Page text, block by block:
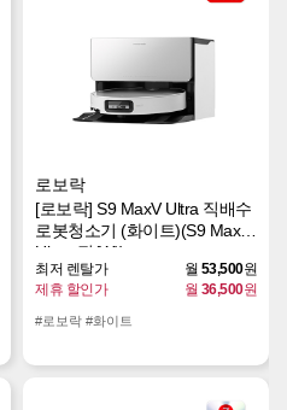
로보락
[로보락] S9 MaxV Ultra 직배수
로봇청소기 (화이트)(S9 MaxV
Ultra_직(W))
최저 렌탈가 월 53,500원
제휴 할인가
월 36,500원
#로보락 #화이트